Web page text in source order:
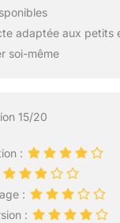
adaptée aux petits
soi-même
15/20
:
:
: